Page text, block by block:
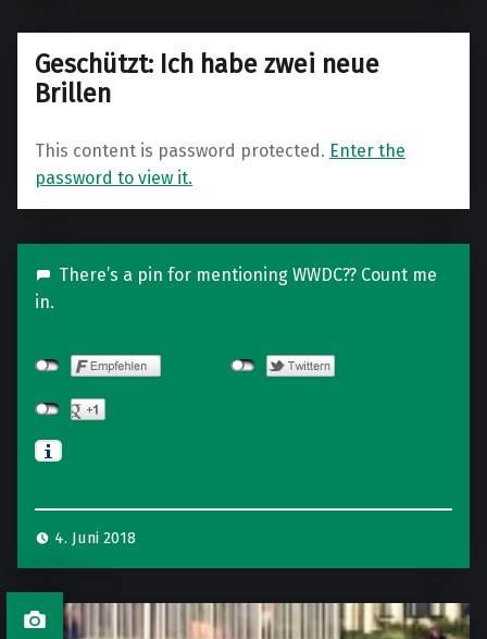
n
f
e
s
i
o
n
s
Geschützt: Ich habe zwei neue
Brillen
This content is password protected. Enter the
password to view it.
There’s a pin for mentioning WWDC?? Count me
in.
4. Juni 2018